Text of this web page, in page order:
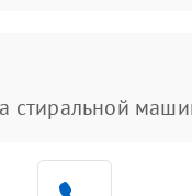
стиральной